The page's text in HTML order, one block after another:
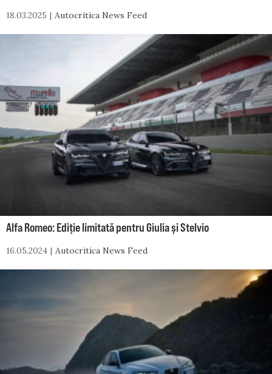
18.03.2025 Autocritica News Feed
Alfa Romeo: Ediție limitată pentru Giulia și Stelvio
16.05.2024 Autocritica News Feed